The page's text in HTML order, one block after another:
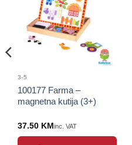
proizvod
3-5
100177 Farma –
magnetna kutija (3+)
37.50 KM inc. VAT